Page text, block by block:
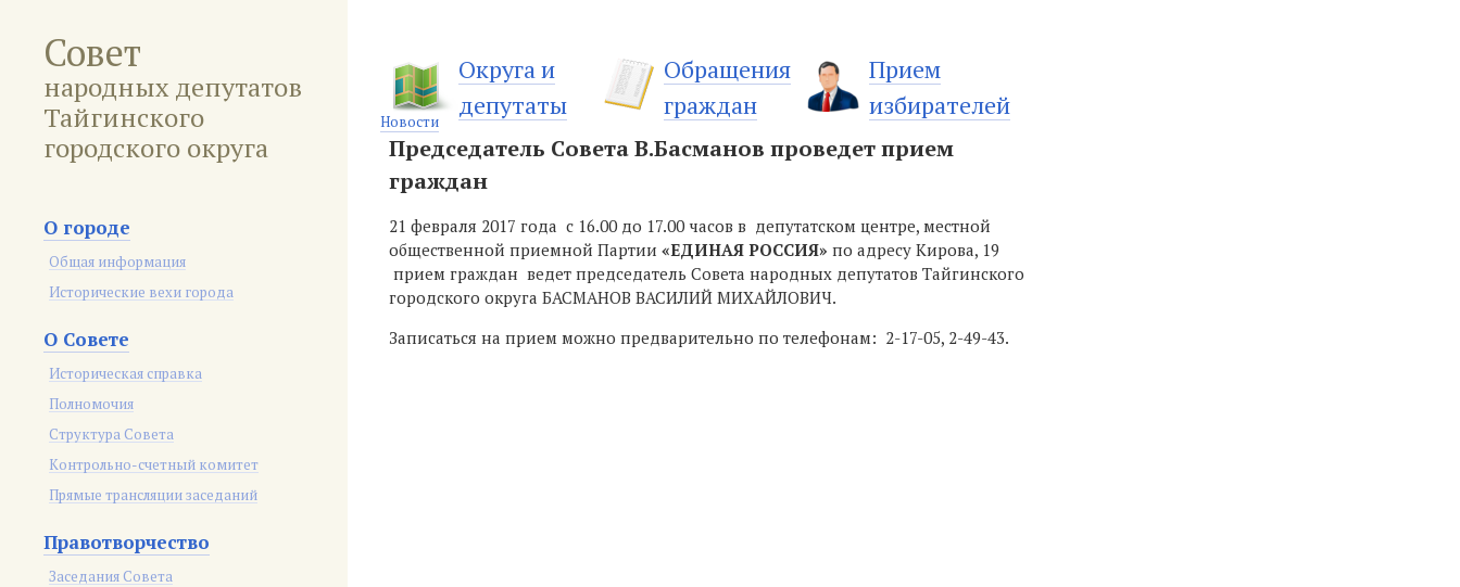
Совет
народных депутатов
Тайгинского
городского округа
О городе
Общая информация
Исторические вехи города
О Совете
Историческая справка
Полномочия
Структура Совета
Контрольно-счетный комитет
Прямые трансляции заседаний
Правотворчество
Заседания Совета
Округа и
депутаты
Обращения
граждан
Прием
избирателей
Новости
Председатель Совета В.Басманов проведет прием
граждан
21 февраля 2017 года с 16.00 до 17.00 часов в депутатском центре, местной
общественной приемной Партии «ЕДИНАЯ РОССИЯ» по адресу Кирова, 19
прием граждан ведет председатель Совета народных депутатов Тайгинского
городского округа БАСМАНОВ ВАСИЛИЙ МИХАЙЛОВИЧ.
Записаться на прием можно предварительно по телефонам: 2-17-05, 2-49-43.